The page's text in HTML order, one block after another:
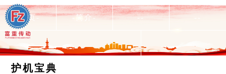
-首页- -简介- -- --
--
护机宝典